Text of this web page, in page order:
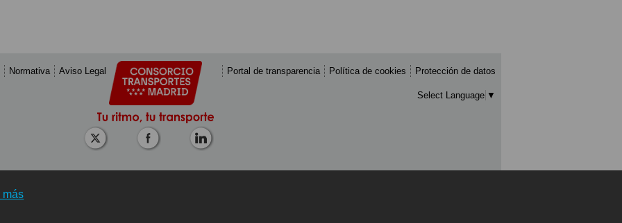
más
Normativa Aviso Legal Portal de transparencia Política de cookies Protección de datos
Select Language ▼